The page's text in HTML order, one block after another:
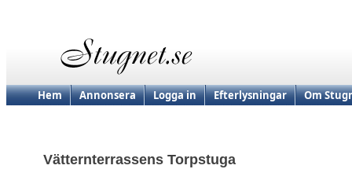
Hem Annonsera Logga in Efterlysningar Om
Vätternterrassens Torpstuga